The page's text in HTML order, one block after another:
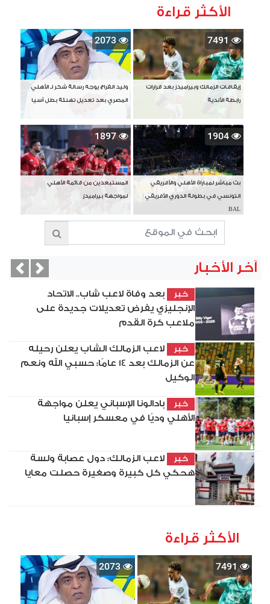
الأكثر قراءة
7491
إيقافات الزمالك وبيراميدز بعد قرارات
رابطة الأندية
2073
وليد الفراج يوجه رسالة شكر لـ الأهلي
المصري بعد تعديل تهنئة بطل آسيا
1904
بث مباشر لمباراة الأهلي والأفريقي
التونسي في بطولة الدوري الأفريقي
BAL
1897
المستبعدين من قائمة الأهلي
لمواجهة بيراميدز
آخر الأخبار
خبر
بعد وفاة لاعب شاب.. الاتحاد
الإنجليزي يفرض تعديلات جديدة على
ملاعب كرة القدم
خبر
لاعب الزمالك الشاب يعلن رحيله
عن الزمالك بعد 14 عامًا: حسبي الله ونعم
الوكيل
خبر
بادالونا الإسباني يعلن مواجهة
الأهلي وديًا في معسكر إسبانيا
خبر
لاعب الزمالك: دول عصابة ولسة
هحكي كل كبيرة وصغيرة حصلت معايا
Next
الأكثر قراءة
7491
2073